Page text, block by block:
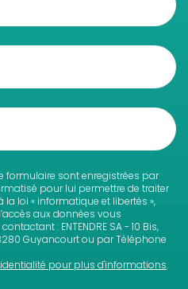
formulaire sont enregistrées par
pour lui permettre de traiter
loi « informatique et libertés »,
aux données vous
: ENTENDRE SA - 10 Bis,
Guyancourt ou par Téléphone
pour plus d'informations.